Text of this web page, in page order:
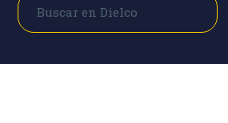
Buscar